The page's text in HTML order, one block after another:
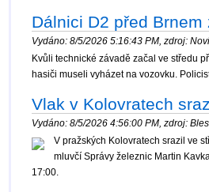
Dálnici D2 před
Vydáno: 8/5/2026 5:16:43 PM, zdroj:
Kvůli technické závadě začal ve středu
hasiči museli vyházet na vozovku.
Vlak v Kolovratech
Vydáno: 8/5/2026 4:56:00 PM, zdroj:
V pražských Kolovratech srazil ve
mluvčí Správy železnic Martin
17:00.